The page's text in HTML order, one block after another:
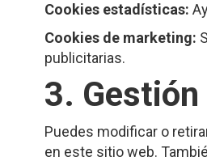
Cookies estadísticas:
Cookies de marketing:
publicitarias.
3.
Puedes modificar o
en este sitio web.